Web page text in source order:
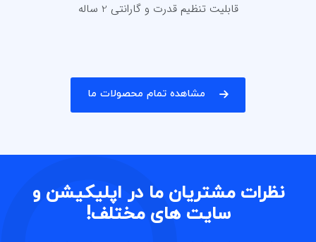
قابلیت تنظیم قدرت و گارانتی 2 ساله
مشاهده تمام محصولات ما
نظرات مشتریان ما در اپلیکیشن و
سایت های مختلف!